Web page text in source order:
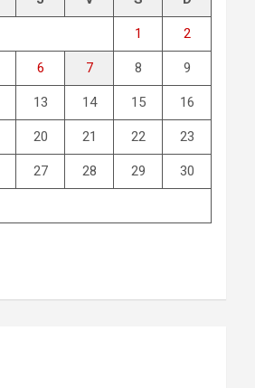
1 2
6 7 8 9
13 14 15 16
20 21 22 23
27 28 29 30